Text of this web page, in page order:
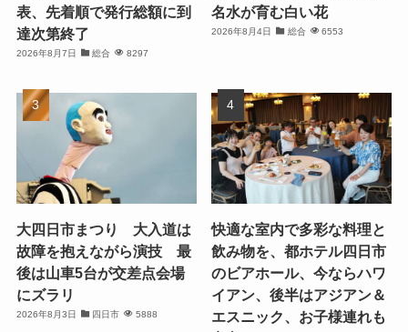
表、先着順で発行総額に到
達次第終了
2026年8月7日 総合 8297
名水が育む白い花
2026年8月4日 総合 6553
大四日市まつり 大入道は
故障を抱えながら演技 最
後は山車5台が交差点会場
にズラリ
2026年8月3日 四日市 5888
快適な室内で多彩な料理と
飲み物を、都ホテル四日市
のビアホール、今ならハワ
イアン、後半はアジアン＆
エスニック、お子様連れも